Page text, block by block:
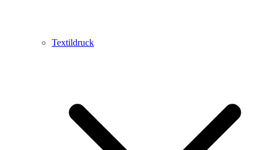
Textildruck